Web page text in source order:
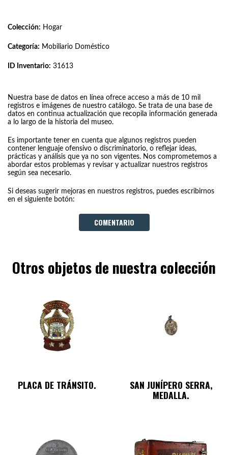
Colección: Hogar
Categoría: Mobiliario Doméstico
ID Inventario: 31613
Nuestra base de datos en línea ofrece acceso a más de 10 mil
registros e imágenes de nuestro catálogo. Se trata de una base de
datos en continua actualización que recopila información generada
a lo largo de la historia del museo.
Es importante tener en cuenta que algunos registros pueden
contener lenguaje ofensivo o discriminatorio, o reflejar ideas,
prácticas y análisis que ya no son vigentes. Nos comprometemos a
abordar estos problemas y revisar y actualizar nuestros registros
según sea necesario.
Si deseas sugerir mejoras en nuestros registros, puedes escribirnos
en el siguiente botón:
COMENTARIO
Otros objetos de nuestra colección
PLACA DE TRÁNSITO. SAN JUNÍPERO SERRA,
MEDALLA.